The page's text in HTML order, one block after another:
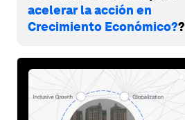
acelerar la acción en
Crecimiento Económico??